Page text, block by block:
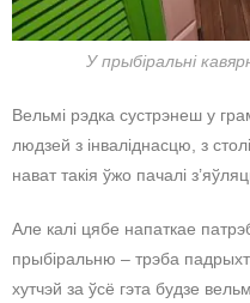
У прыбіральні
Вельмі рэдка сустрэнеш у
людзей з інваліднасцю, з
нават такія ўжо пачалі
Але калі цябе напаткае
прыбіральню – трэба
хутчэй за ўсё гэта будзе